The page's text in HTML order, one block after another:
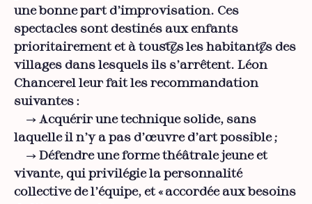
une bonne part d’improvisation. Ces
spectacles sont destinés aux enfants
prioritairement et à tous·tes les habitant·es des
villages dans lesquels ils s’arrêtent. Léon
Chancerel leur fait les recommandation
suivantes :
→ Acquérir une technique solide, sans
laquelle il n’y a pas d’œuvre d’art possible ;
→ Défendre une forme théâtrale jeune et
vivante, qui privilégie la personnalité
collective de l’équipe, et « accordée aux besoins